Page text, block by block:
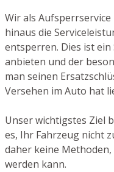
Wir als
hinaus die
entsperren. Dies ist
anbieten und der
man seinen
Versehen im Auto hat
Unser wichtigstes Ziel
es, Ihr Fahrzeug nicht
daher keine
werden kann.